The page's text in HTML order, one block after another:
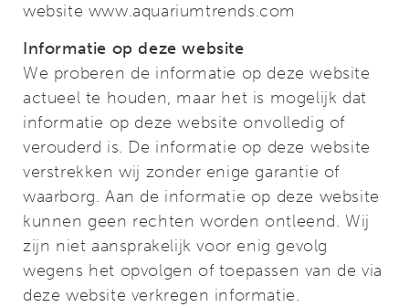
website www.aquariumtrends.com
Informatie op deze website
We proberen de informatie op deze website
actueel te houden, maar het is mogelijk dat
informatie op deze website onvolledig of
verouderd is. De informatie op deze website
verstrekken wij zonder enige garantie of
waarborg. Aan de informatie op deze website
kunnen geen rechten worden ontleend. Wij
zijn niet aansprakelijk voor enig gevolg
wegens het opvolgen of toepassen van de via
deze website verkregen informatie.